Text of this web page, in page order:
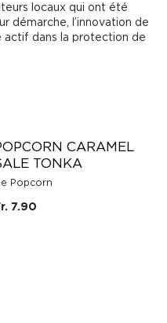
locaux qui ont été
démarche, l’innovation de
actif dans la protection de
CARAMEL
TONKA
Popcorn
7.90